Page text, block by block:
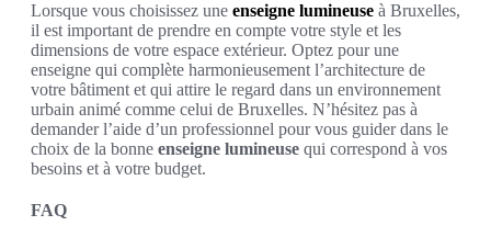
Lorsque vous choisissez une enseigne lumineuse à Bruxelles,
il est important de prendre en compte votre style et les
dimensions de votre espace extérieur. Optez pour une
enseigne qui complète harmonieusement l’architecture de
votre bâtiment et qui attire le regard dans un environnement
urbain animé comme celui de Bruxelles. N’hésitez pas à
demander l’aide d’un professionnel pour vous guider dans le
choix de la bonne enseigne lumineuse qui correspond à vos
besoins et à votre budget.
FAQ